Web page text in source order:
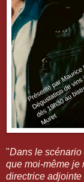
"Dans le scénario
que moi-même je
directrice